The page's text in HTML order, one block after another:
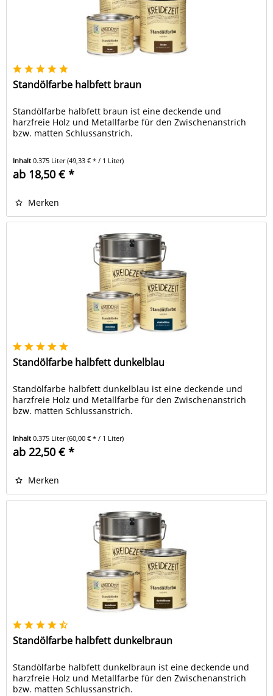
Standölfarbe halbfett braun
Standölfarbe halbfett braun ist eine deckende und
harzfreie Holz und Metallfarbe für den Zwischenanstrich
bzw. matten Schlussanstrich.
Inhalt0.375 Liter(49,33 € * / 1 Liter)
ab 18,50 € *
Merken
Standölfarbe halbfett dunkelblau
Standölfarbe halbfett dunkelblau ist eine deckende und
harzfreie Holz und Metallfarbe für den Zwischenanstrich
bzw. matten Schlussanstrich.
Inhalt0.375 Liter(60,00 € * / 1 Liter)
ab 22,50 € *
Merken
Standölfarbe halbfett dunkelbraun
Standölfarbe halbfett dunkelbraun ist eine deckende und
harzfreie Holz und Metallfarbe für den Zwischenanstrich
bzw. matten Schlussanstrich.